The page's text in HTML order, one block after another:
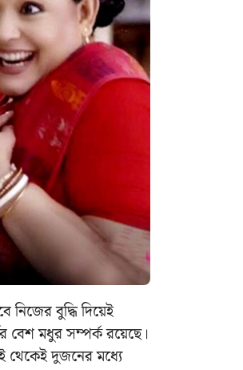
বুদ্ধি দিয়েই
বেশ মধুর সম্পর্ক রয়েছে।
থেকেই দুজনের মধ্যে